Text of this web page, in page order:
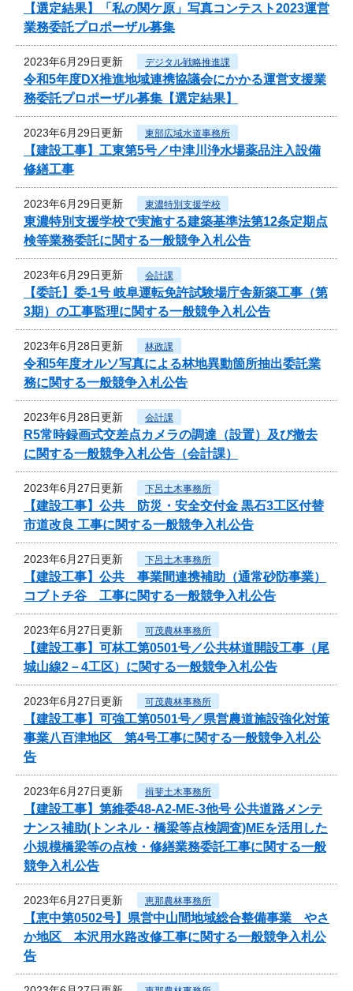
【選定結果】「私の関ケ原」写真コンテスト2023運営
業務委託プロポーザル募集
2023年6月29日更新 デジタル戦略推進課
令和5年度DX推進地域連携協議会にかかる運営支援業
務委託プロポーザル募集【選定結果】
2023年6月29日更新 東部広域水道事務所
【建設工事】工東第5号／中津川浄水場薬品注入設備
修繕工事
2023年6月29日更新 東濃特別支援学校
東濃特別支援学校で実施する建築基準法第12条定期点
検等業務委託に関する一般競争入札公告
2023年6月29日更新 会計課
【委託】委-1号 岐阜運転免許試験場庁舎新築工事（第
3期）の工事監理に関する一般競争入札公告
2023年6月28日更新 林政課
令和5年度オルソ写真による林地異動箇所抽出委託業
務に関する一般競争入札公告
2023年6月28日更新 会計課
R5常時録画式交差点カメラの調達（設置）及び撤去
に関する一般競争入札公告（会計課）
2023年6月27日更新 下呂土木事務所
【建設工事】公共 防災・安全交付金 黒石3工区付替
市道改良 工事に関する一般競争入札公告
2023年6月27日更新 下呂土木事務所
【建設工事】公共 事業間連携補助（通常砂防事業）
コブトチ谷 工事に関する一般競争入札公告
2023年6月27日更新 可茂農林事務所
【建設工事】可林工第0501号／公共林道開設工事（尾
城山線2－4工区）に関する一般競争入札公告
2023年6月27日更新 可茂農林事務所
【建設工事】可強工第0501号／県営農道施設強化対策
事業八百津地区 第4号工事に関する一般競争入札公
告
2023年6月27日更新 揖斐土木事務所
【建設工事】第維委48-A2-ME-3他号 公共道路メンテ
ナンス補助(トンネル・橋梁等点検調査)MEを活用した
小規模橋梁等の点検・修繕業務委託工事に関する一般
競争入札公告
2023年6月27日更新 恵那農林事務所
【恵中第0502号】県営中山間地域総合整備事業 やさ
か地区 本沢用水路改修工事に関する一般競争入札公
告